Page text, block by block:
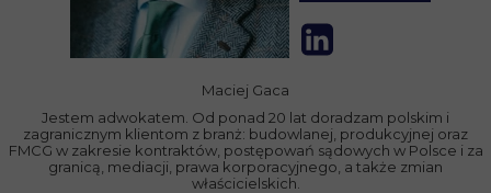
Maciej Gaca
Jestem adwokatem. Od ponad 20 lat doradzam polskim i
zagranicznym klientom z branż: budowlanej, produkcyjnej oraz
FMCG w zakresie kontraktów, postępowań sądowych w Polsce i za
granicą, mediacji, prawa korporacyjnego, a także zmian
właścicielskich.